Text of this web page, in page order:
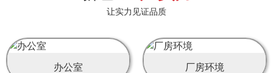
让实力见证品质
办公室 厂房环境